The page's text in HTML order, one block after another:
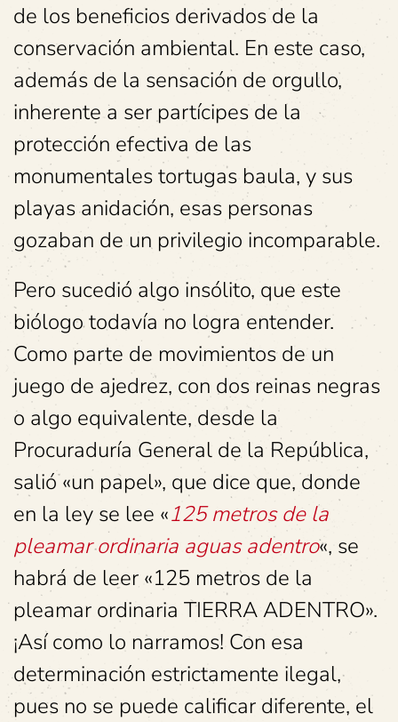
de los beneficios derivados de la
conservación ambiental. En este caso,
además de la sensación de orgullo,
inherente a ser partícipes de la
protección efectiva de las
monumentales tortugas baula, y sus
playas anidación, esas personas
gozaban de un privilegio incomparable.
Pero sucedió algo insólito, que este
biólogo todavía no logra entender.
Como parte de movimientos de un
juego de ajedrez, con dos reinas negras
o algo equivalente, desde la
Procuraduría General de la República,
salió «un papel», que dice que, donde
en la ley se lee «125 metros de la
pleamar ordinaria aguas adentro«, se
habrá de leer «125 metros de la
pleamar ordinaria TIERRA ADENTRO».
¡Así como lo narramos! Con esa
determinación estrictamente ilegal,
pues no se puede calificar diferente, el